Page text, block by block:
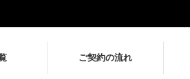
ご契約の流れ